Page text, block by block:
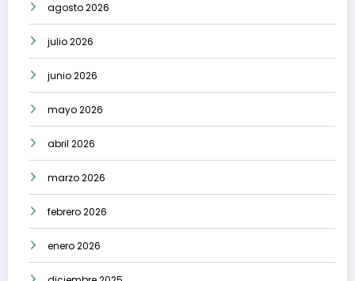
agosto 2026
julio 2026
junio 2026
mayo 2026
abril 2026
marzo 2026
febrero 2026
enero 2026